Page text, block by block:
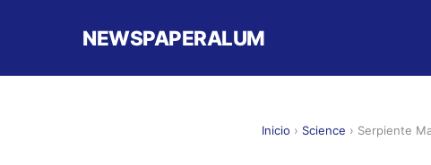
NEWSPAPERALUM
Inicio › Science › Serpiente